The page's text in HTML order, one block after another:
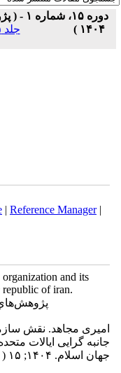
دوره
۱۴۰۴ )
جلد ۱۵ شماره ۱ صفحات ۱۱۵-۹۳
|Reference Manager
organization and its
republic of iran.
پژوهش‌هاي سياسي
امیری مجاهد. نقش
جانبه گرایی ایالات
جهان اسلام. ۱۴۰۴; ۱۵ (۱) :۹۳-۱۱۵